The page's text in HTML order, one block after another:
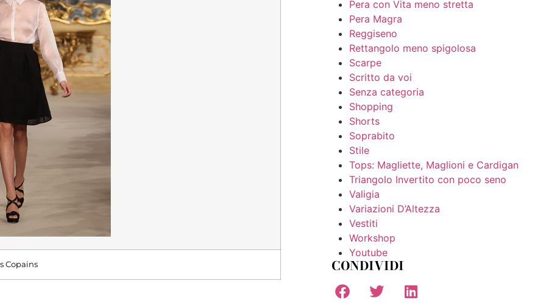
Copains
Pera con Vita meno stretta
Pera Magra
Reggiseno
Rettangolo meno spigolosa
Scarpe
Scritto da voi
Senza categoria
Shopping
Shorts
Soprabito
Stile
Tops: Magliette, Maglioni e Cardigan
Triangolo Invertito con poco seno
Valigia
Variazioni D’Altezza
Vestiti
Workshop
Youtube
CONDIVIDI